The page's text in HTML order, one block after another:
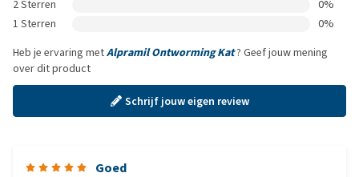
2 Sterren
0%
1 Sterren
0%
Heb je ervaring metAlpramil Ontworming Kat? Geef jouw mening
over dit product
Schrijf jouw eigen review
Goed